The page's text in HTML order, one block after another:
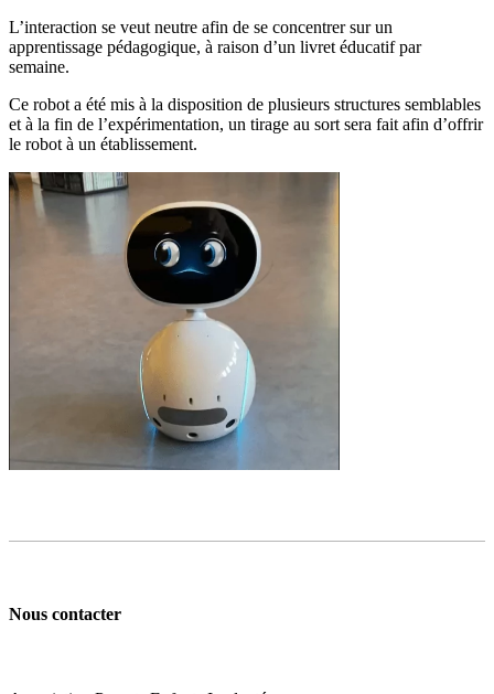
L’interaction se veut neutre afin de se concentrer sur un
apprentissage pédagogique, à raison d’un livret éducatif par
semaine.
Ce robot a été mis à la disposition de plusieurs structures semblables
et à la fin de l’expérimentation, un tirage au sort sera fait afin d’offrir
le robot à un établissement.
Nous contacter